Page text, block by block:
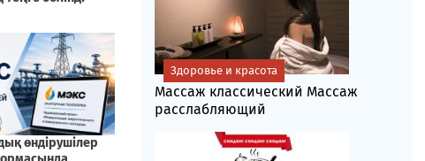
Массаж классический Массаж
расслабляющий
Здоровье и красота